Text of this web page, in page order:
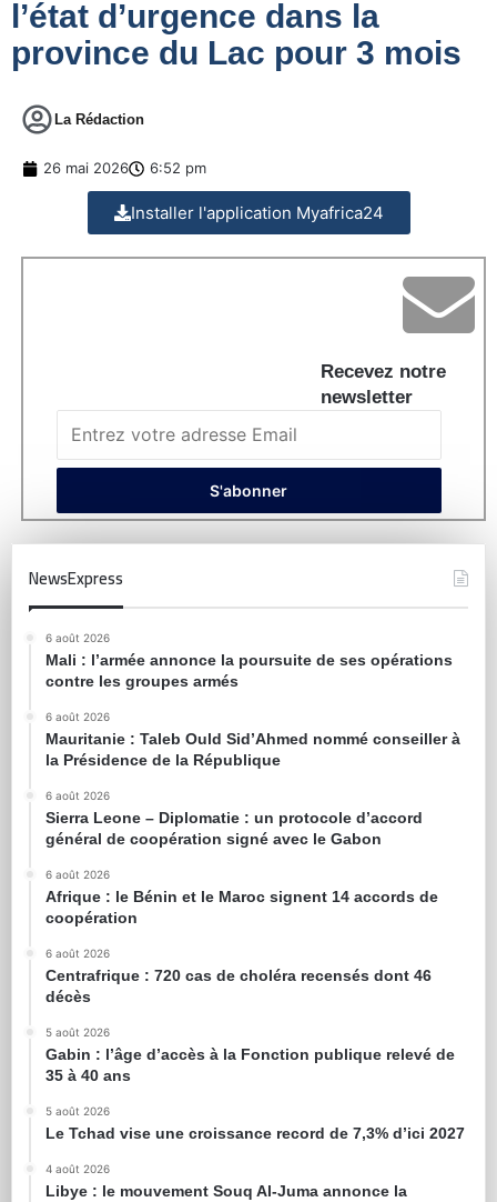
l’état d’urgence dans la
province du Lac pour 3 mois
La Rédaction
26 mai 2026 6:52 pm
Installer l'application Myafrica24
Recevez notre
newsletter
NewsExpress
6 août 2026
Mali : l’armée annonce la poursuite de ses opérations
contre les groupes armés
6 août 2026
Mauritanie : Taleb Ould Sid’Ahmed nommé conseiller à
la Présidence de la République
6 août 2026
Sierra Leone – Diplomatie : un protocole d’accord
général de coopération signé avec le Gabon
6 août 2026
Afrique : le Bénin et le Maroc signent 14 accords de
coopération
6 août 2026
Centrafrique : 720 cas de choléra recensés dont 46
décès
5 août 2026
Gabin : l’âge d’accès à la Fonction publique relevé de
35 à 40 ans
5 août 2026
Le Tchad vise une croissance record de 7,3% d’ici 2027
4 août 2026
Libye : le mouvement Souq Al-Juma annonce la